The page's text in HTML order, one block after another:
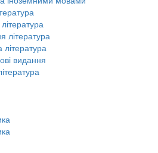
література
література
видання